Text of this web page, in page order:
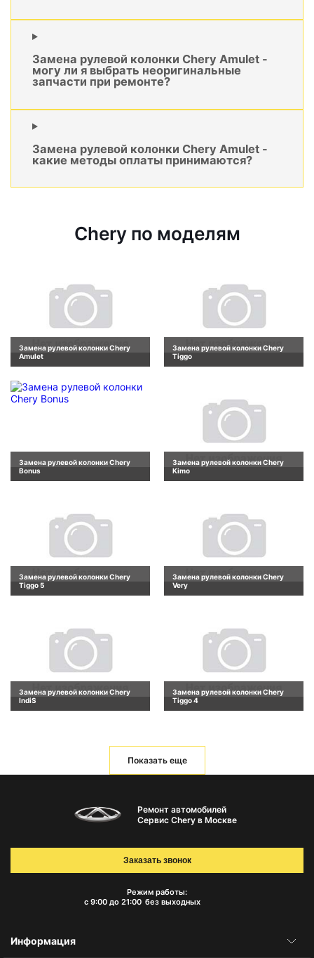
Замена рулевой колонки Chery Amulet -
могу ли я выбрать неоригинальные
запчасти при ремонте?
Замена рулевой колонки Chery Amulet -
какие методы оплаты принимаются?
Chery по моделям
Замена рулевой колонки Chery
Amulet
Замена рулевой колонки Chery
Tiggo
Замена рулевой колонки Chery
Bonus
Замена рулевой колонки Chery
Kimo
Замена рулевой колонки Chery
Tiggo 5
Замена рулевой колонки Chery
Very
Замена рулевой колонки Chery
IndiS
Замена рулевой колонки Chery
Tiggo 4
Показать еще
Ремонт автомобилей
Сервис Chery в Москве
Режим работы:
с 9:00 до 21:00 без выходных
Заказать звонок
Информация